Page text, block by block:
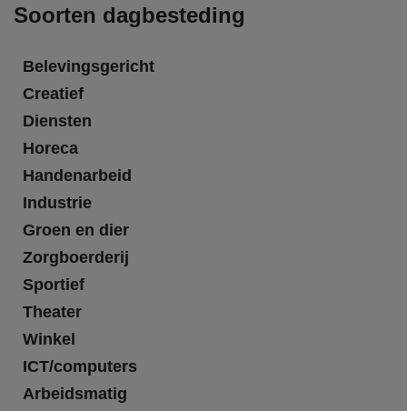
Soorten dagbesteding
Belevingsgericht
Creatief
Diensten
Horeca
Handenarbeid
Industrie
Groen en dier
Zorgboerderij
Sportief
Theater
Winkel
ICT/computers
Arbeidsmatig